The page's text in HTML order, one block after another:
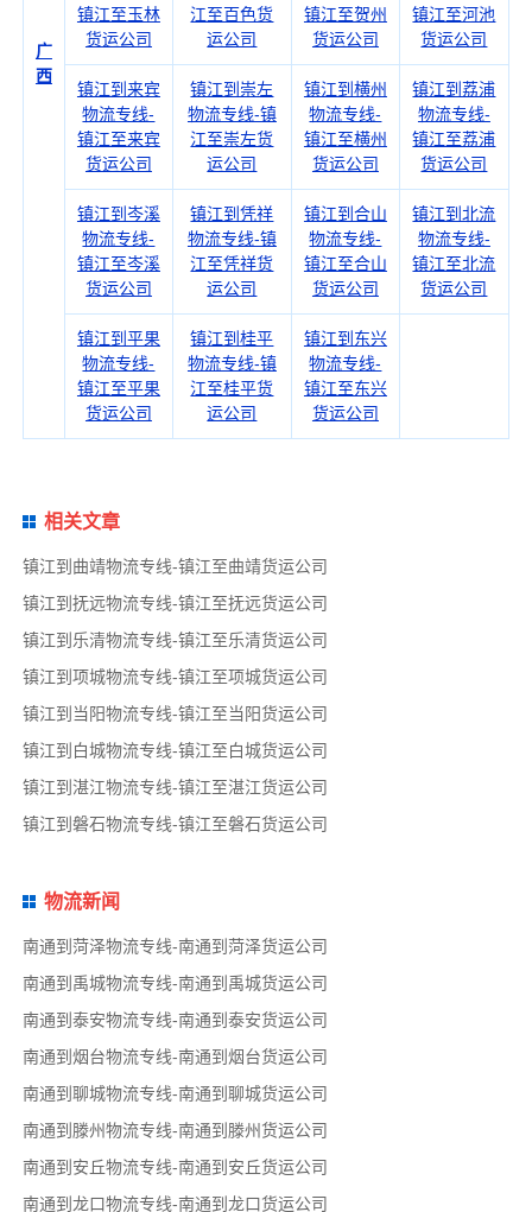
广
西
镇江至玉林
货运公司
江至百色货
运公司
镇江至贺州
货运公司
镇江至河池
货运公司
镇江到来宾
物流专线-
镇江至来宾
货运公司
镇江到崇左
物流专线-镇
江至崇左货
运公司
镇江到横州
物流专线-
镇江至横州
货运公司
镇江到荔浦
物流专线-
镇江至荔浦
货运公司
镇江到岑溪
物流专线-
镇江至岑溪
货运公司
镇江到凭祥
物流专线-镇
江至凭祥货
运公司
镇江到合山
物流专线-
镇江至合山
货运公司
镇江到北流
物流专线-
镇江至北流
货运公司
镇江到平果
物流专线-
镇江至平果
货运公司
镇江到桂平
物流专线-镇
江至桂平货
运公司
镇江到东兴
物流专线-
镇江至东兴
货运公司
相关文章
镇江到曲靖物流专线-镇江至曲靖货运公司
镇江到抚远物流专线-镇江至抚远货运公司
镇江到乐清物流专线-镇江至乐清货运公司
镇江到项城物流专线-镇江至项城货运公司
镇江到当阳物流专线-镇江至当阳货运公司
镇江到白城物流专线-镇江至白城货运公司
镇江到湛江物流专线-镇江至湛江货运公司
镇江到磐石物流专线-镇江至磐石货运公司
物流新闻
南通到菏泽物流专线-南通到菏泽货运公司
南通到禹城物流专线-南通到禹城货运公司
南通到泰安物流专线-南通到泰安货运公司
南通到烟台物流专线-南通到烟台货运公司
南通到聊城物流专线-南通到聊城货运公司
南通到滕州物流专线-南通到滕州货运公司
南通到安丘物流专线-南通到安丘货运公司
南通到龙口物流专线-南通到龙口货运公司